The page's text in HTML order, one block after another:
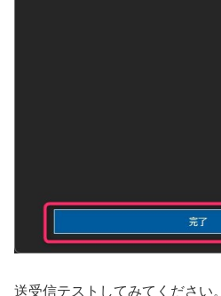
送受信テストしてみてください。